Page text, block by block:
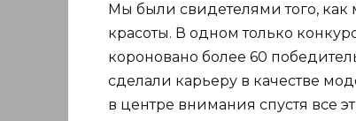
Мы были свидетелями того,
красоты. В одном только
короновано более 60
сделали карьеру в качестве
в центре внимания спустя все